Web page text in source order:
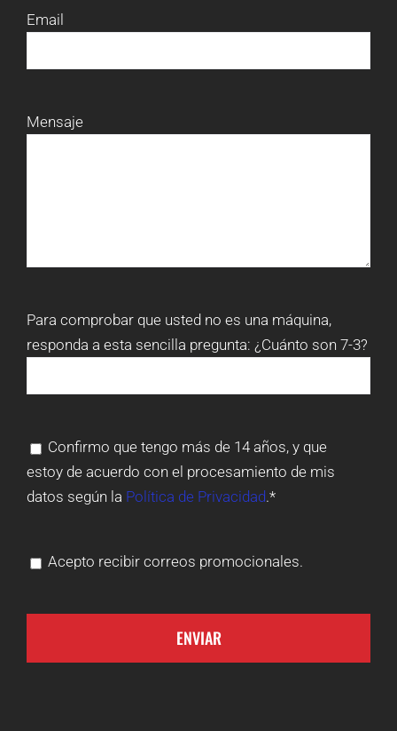
Email
Mensaje
Para comprobar que usted no es una máquina,
responda a esta sencilla pregunta: ¿Cuánto son 7-3?
Confirmo que tengo más de 14 años, y que
estoy de acuerdo con el procesamiento de mis
datos según la Política de Privacidad.*
Acepto recibir correos promocionales.